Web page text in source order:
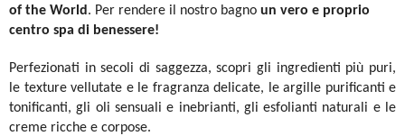
of the World . Per rendere il nostro bagno un vero e proprio
centro spa di benessere!
Perfezionati in secoli di saggezza, scopri gli ingredienti più puri,
le texture vellutate e le fragranza delicate, le argille purificanti e
tonificanti, gli oli sensuali e inebrianti, gli esfolianti naturali e le
creme ricche e corpose.